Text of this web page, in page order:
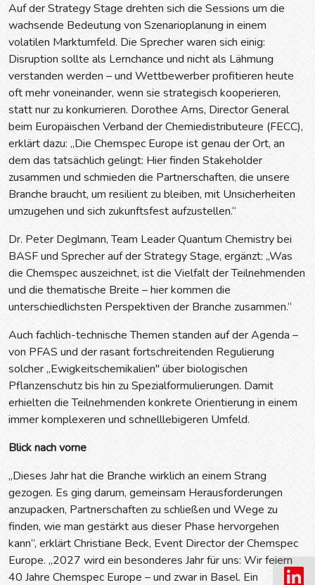
Auf der Strategy Stage drehten sich die Sessions um die
wachsende Bedeutung von Szenarioplanung in einem
volatilen Marktumfeld. Die Sprecher waren sich einig:
Disruption sollte als Lernchance und nicht als Lähmung
verstanden werden – und Wettbewerber profitieren heute
oft mehr voneinander, wenn sie strategisch kooperieren,
statt nur zu konkurrieren. Dorothee Arns, Director General
beim Europäischen Verband der Chemiedistributeure (FECC),
erklärt dazu: „Die Chemspec Europe ist genau der Ort, an
dem das tatsächlich gelingt: Hier finden Stakeholder
zusammen und schmieden die Partnerschaften, die unsere
Branche braucht, um resilient zu bleiben, mit Unsicherheiten
umzugehen und sich zukunftsfest aufzustellen.“
Dr. Peter Deglmann, Team Leader Quantum Chemistry bei
BASF und Sprecher auf der Strategy Stage, ergänzt: „Was
die Chemspec auszeichnet, ist die Vielfalt der Teilnehmenden
und die thematische Breite – hier kommen die
unterschiedlichsten Perspektiven der Branche zusammen.“
Auch fachlich-technische Themen standen auf der Agenda –
von PFAS und der rasant fortschreitenden Regulierung
solcher „Ewigkeitschemikalien" über biologischen
Pflanzenschutz bis hin zu Spezialformulierungen. Damit
erhielten die Teilnehmenden konkrete Orientierung in einem
immer komplexeren und schnelllebigeren Umfeld.
Blick nach vorne
„Dieses Jahr hat die Branche wirklich an einem Strang
gezogen. Es ging darum, gemeinsam Herausforderungen
anzupacken, Partnerschaften zu schließen und Wege zu
finden, wie man gestärkt aus dieser Phase hervorgehen
kann“, erklärt Christiane Beck, Event Director der Chemspec
Europe. „2027 wird ein besonderes Jahr für uns: Wir feiern
40 Jahre Chemspec Europe – und zwar in Basel. Ein